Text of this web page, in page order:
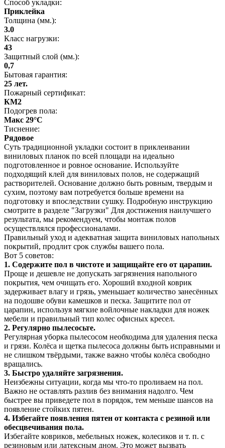
Способ укладки:
Приклейка
Толщина (мм.):
3.0
Класс нагрузки:
43
Защитный слой (мм.):
0,7
Бытовая гарантия:
25 лет.
Пожарный сертификат:
КМ2
Подогрев пола:
Макс 29°C
Тиснение:
Рядовое
Суть традиционной укладки состоит в приклеивании
виниловых планок по всей площади на идеально
подготовленное и ровное основание. Используйте
подходящий клей для виниловых полов, не содержащий
растворителей. Основание должно быть ровным, твердым и
сухим, поэтому вам потребуется больше времени на
подготовку и впоследствии сушку. Подробную инструкцию
смотрите в разделе "Загрузки" Для достижения наилучшего
результата, мы рекомендуем, чтобы монтаж полов
осуществлялся профессионалами.
Правильный уход и адекватная защита виниловых напольных
покрытий, продлит срок службы вашего пола.
Вот 5 советов:
1. Содержите пол в чистоте и защищайте его от царапин.
Проще и дешевле не допускать загрязнения напольного
покрытия, чем очищать его. Хороший входной коврик
задерживает влагу и грязь, уменьшает количество занесённых
на подошве обуви камешков и песка. Защитите пол от
царапин, используя мягкие войлочные накладки для ножек
мебели и правильный тип колес офисных кресел.
2. Регулярно пылесосьте.
Регулярная уборка пылесосом необходима для удаления песка
и грязи. Колёса и щетка пылесоса должны быть исправными и
не слишком твёрдыми, также важно чтобы колёса свободно
вращались.
3. Быстро удаляйте загрязнения.
Неизбежны ситуации, когда мы что-то проливаем на пол.
Важно не оставлять разлив без внимания надолго. Чем
быстрее вы приведете пол в порядок, тем меньше шансов на
появление стойких пятен.
4. Избегайте появления пятен от контакта с резиной или
обесцвечивания пола.
Избегайте ковриков, мебельных ножек, колесиков и т. п. с
резиновым или латексным дном. Это может вызвать